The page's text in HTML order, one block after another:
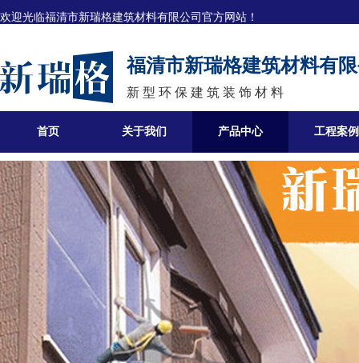
新 型 环 保 建 筑 装 饰 材 料
福清市新瑞格建筑材料有
欢迎光临福清市新瑞格建筑材料有限公司官方网站！
首页 关于我们 产品中心 工程案例